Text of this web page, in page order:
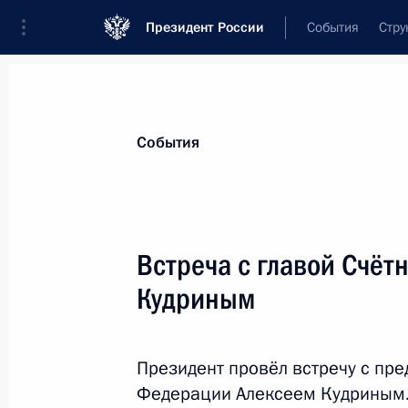
Президент России События
в сфере закупок товаров, работ,
государственных и муниципальных
События
Встреча с главой
Кудриным
Президент провёл встречу с
Федерации Алексеем Кудриным.